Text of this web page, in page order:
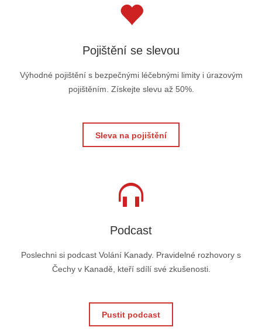
Pojištění se slevou
Výhodné pojištění s bezpečnými léčebnými limity i úrazovým
pojištěním. Získejte slevu až 50%.
Sleva na pojištění
Podcast
Poslechni si podcast Volání Kanady. Pravidelné rozhovory s
Čechy v Kanadě, kteří sdílí své zkušenosti.
Pustit podcast